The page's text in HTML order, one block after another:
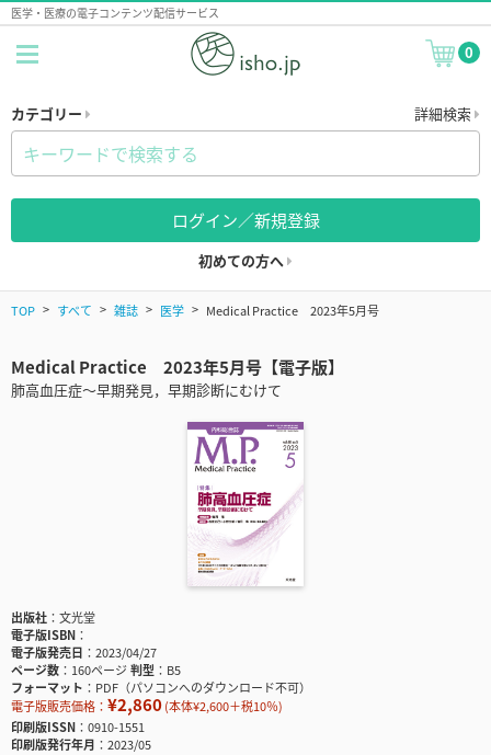
医学・医療の電子コンテンツ配信サービス
0
カテゴリー 詳細検索
ログイン／新規登録
初めての方へ
TOP すべて 雑誌 医学 Medical Practice 2023年5月号
Medical Practice 2023年5月号【電子版】
肺高血圧症～早期発見，早期診断にむけて
出版社
文光堂
電子版ISBN
電子版発売日
2023/04/27
ページ数
160ページ判型
B5
フォーマット
PDF（パソコンへのダウンロード不可）
電子版販売価格： ¥2,860(本体¥2,600＋税10％)
印刷版ISSN
0910-1551
印刷版発行年月
2023/05